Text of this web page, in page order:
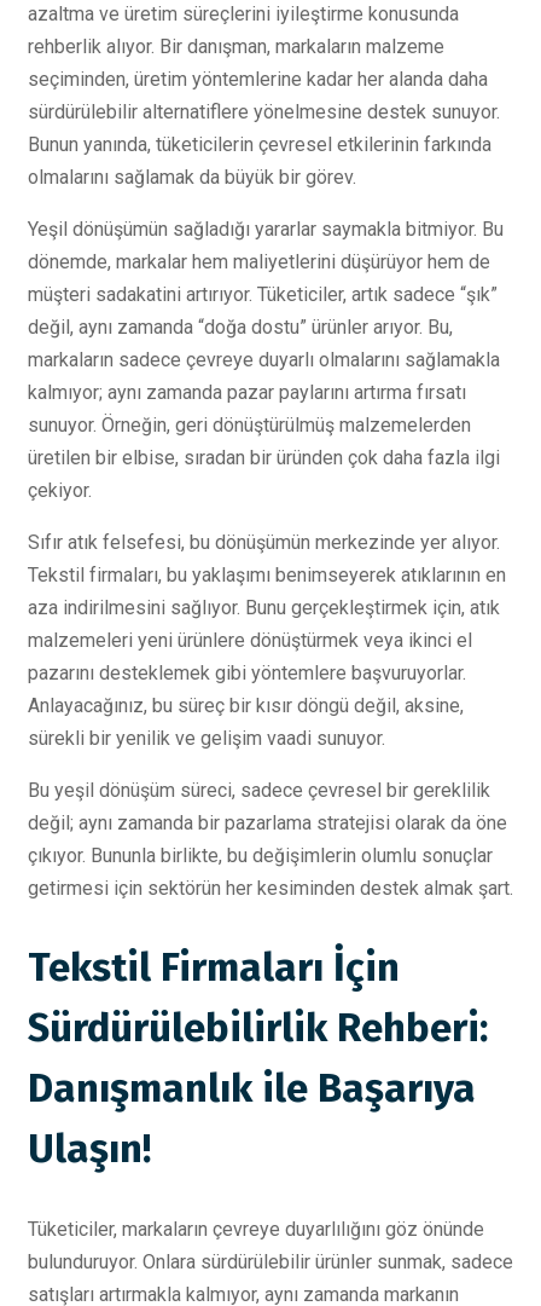
azaltma ve üretim süreçlerini iyileştirme konusunda
rehberlik alıyor. Bir danışman, markaların malzeme
seçiminden, üretim yöntemlerine kadar her alanda daha
sürdürülebilir alternatiflere yönelmesine destek sunuyor.
Bunun yanında, tüketicilerin çevresel etkilerinin farkında
olmalarını sağlamak da büyük bir görev.
Yeşil dönüşümün sağladığı yararlar saymakla bitmiyor. Bu
dönemde, markalar hem maliyetlerini düşürüyor hem de
müşteri sadakatini artırıyor. Tüketiciler, artık sadece “şık”
değil, aynı zamanda “doğa dostu” ürünler arıyor. Bu,
markaların sadece çevreye duyarlı olmalarını sağlamakla
kalmıyor; aynı zamanda pazar paylarını artırma fırsatı
sunuyor. Örneğin, geri dönüştürülmüş malzemelerden
üretilen bir elbise, sıradan bir üründen çok daha fazla ilgi
çekiyor.
Sıfır atık felsefesi, bu dönüşümün merkezinde yer alıyor.
Tekstil firmaları, bu yaklaşımı benimseyerek atıklarının en
aza indirilmesini sağlıyor. Bunu gerçekleştirmek için, atık
malzemeleri yeni ürünlere dönüştürmek veya ikinci el
pazarını desteklemek gibi yöntemlere başvuruyorlar.
Anlayacağınız, bu süreç bir kısır döngü değil, aksine,
sürekli bir yenilik ve gelişim vaadi sunuyor.
Bu yeşil dönüşüm süreci, sadece çevresel bir gereklilik
değil; aynı zamanda bir pazarlama stratejisi olarak da öne
çıkıyor. Bununla birlikte, bu değişimlerin olumlu sonuçlar
getirmesi için sektörün her kesiminden destek almak şart.
Tekstil Firmaları İçin
Sürdürülebilirlik Rehberi:
Danışmanlık ile Başarıya
Ulaşın!
Tüketiciler, markaların çevreye duyarlılığını göz önünde
bulunduruyor. Onlara sürdürülebilir ürünler sunmak, sadece
satışları artırmakla kalmıyor, aynı zamanda markanın